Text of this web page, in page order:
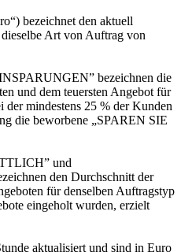
bezeichnet den aktuell
Art von Auftrag von
bezeichnen die
und dem teuersten Angebot für
der mindestens 25 % der Kunden
die beworbene „SPAREN SIE
und
den Durchschnitt der
für denselben Auftragstyp
eingeholt wurden, erzielt
aktualisiert und sind in Euro